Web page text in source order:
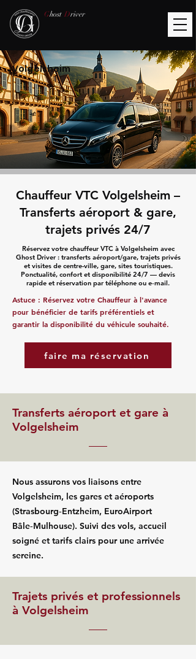
Ghost Driver
Volgelsheim
Chauffeur VTC Volgelsheim –
Transferts aéroport & gare,
trajets privés 24/7
Réservez votre chauffeur VTC à Volgelsheim avec
Ghost Driver : transferts aéroport/gare, trajets privés
et visites de centre-ville, gare, sites touristiques.
Ponctualité, confort et disponibilité 24/7 — devis
rapide et réservation par téléphone ou e‑mail.
Astuce : Réservez votre Chauffeur à l'avance
pour bénéficier de tarifs préférentiels et
garantir la disponibilité du véhicule souhaité.
faire ma réservation
Transferts aéroport et gare à
Volgelsheim
Nous assurons vos liaisons entre
Volgelsheim, les gares et aéroports
(Strasbourg‑Entzheim, EuroAirport
Bâle‑Mulhouse). Suivi des vols, accueil
soigné et tarifs clairs pour une arrivée
sereine.
Trajets privés et professionnels
à Volgelsheim